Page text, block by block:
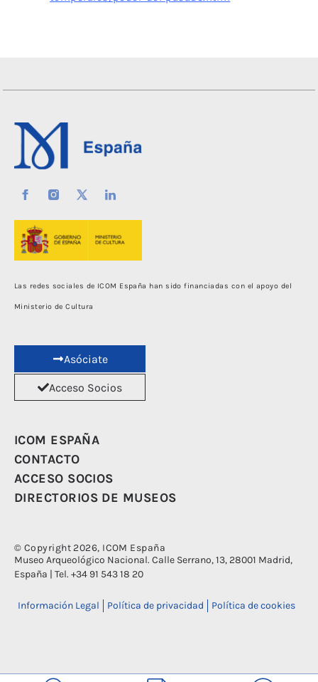
Las redes sociales de ICOM España han sido financiadas con el apoyo del
Ministerio de Cultura
Asóciate
Acceso Socios
ICOM ESPAÑA
CONTACTO
ACCESO SOCIOS
DIRECTORIOS DE MUSEOS
© Copyright 2026, ICOM España
Museo Arqueológico Nacional. Calle Serrano, 13, 28001 Madrid,
España | Tel. +34 91 543 18 20
Información Legal Política de privacidad Política de cookies